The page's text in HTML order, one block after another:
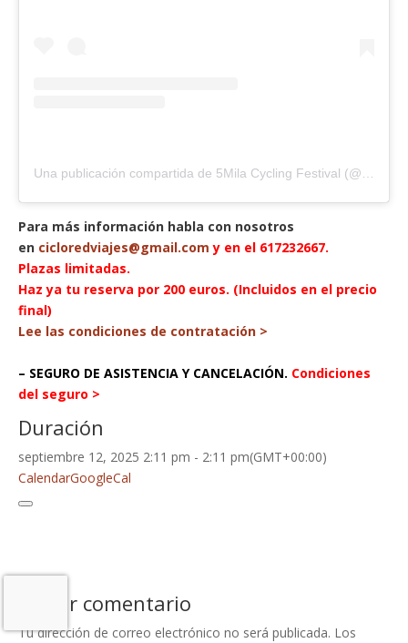
Una publicación compartida de 5Mila Cycling Festival (@5milamarche)
Para más información habla con nosotros
en cicloredviajes@gmail.com y en el 617232667.
Plazas limitadas.
Haz ya tu reserva por 200 euros. (Incluidos en el precio
final)
Lee las condiciones de contratación >
– SEGURO DE ASISTENCIA Y CANCELACIÓN. Condiciones
del seguro >
Duración
septiembre 12, 2025 2:11 pm - 2:11 pm(GMT+00:00)
CalendarGoogleCal
Enviar comentario
Tu dirección de correo electrónico no será publicada. Los